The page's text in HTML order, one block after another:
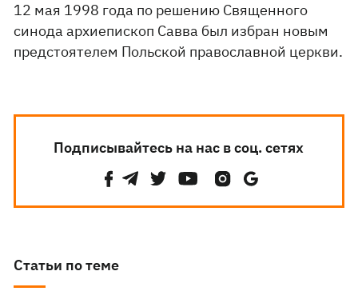
12 мая 1998 года по решению Священного
синода архиепископ Савва был избран новым
предстоятелем Польской православной церкви.
Подписывайтесь на нас в соц. сетях
Статьи по теме